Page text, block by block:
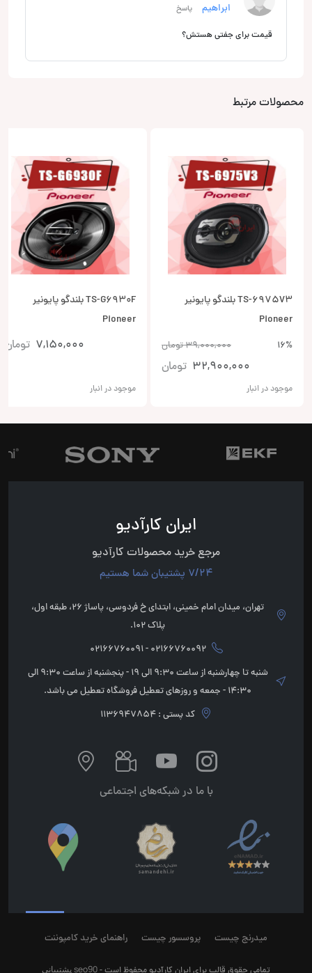
ابراهیم پاسخ
قیمت برای جفتی هستش؟
محصولات مرتبط
TS-6975V3 بلندگو پایونیر
Pioneer
16%
39,000,000تومان
32,900,000 تومان
موجود در انبار
TS-G6930F بلندگو پایونیر
Pioneer
7,150,000 تومان
موجود در انبار
ایران کارآدیو
مرجع خرید محصولات کارآدیو
7/24 پشتیبان شما هستیم
تهران، میدان امام خمینی، ابتدای خ فردوسی، پاساژ 26، طبقه اول،
پلاک 102.
02166760092 - 02166760091
شنبه تا چهارشنبه از ساعت 9:30 الی 19 - پنجشنبه از ساعت 9:30 الی
14:30 - جمعه و روزهای تعطیل فروشگاه تعطیل می باشد.
کد پستی : 1136947854
با ما در شبکه‌های اجتماعی
میدرنج چیست پروسسور چیست راهنمای خرید کامپوننت
seo90پشتیبانی